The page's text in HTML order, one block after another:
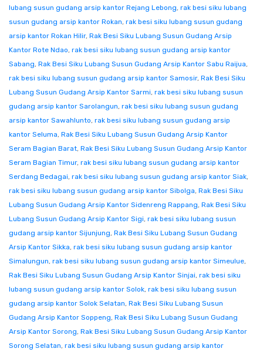
lubang susun gudang arsip kantor Rejang Lebong, rak besi siku lubang
susun gudang arsip kantor Rokan, rak besi siku lubang susun gudang
arsip kantor Rokan Hilir, Rak Besi Siku Lubang Susun Gudang Arsip
Kantor Rote Ndao, rak besi siku lubang susun gudang arsip kantor
Sabang, Rak Besi Siku Lubang Susun Gudang Arsip Kantor Sabu Raijua,
rak besi siku lubang susun gudang arsip kantor Samosir, Rak Besi Siku
Lubang Susun Gudang Arsip Kantor Sarmi, rak besi siku lubang susun
gudang arsip kantor Sarolangun, rak besi siku lubang susun gudang
arsip kantor Sawahlunto, rak besi siku lubang susun gudang arsip
kantor Seluma, Rak Besi Siku Lubang Susun Gudang Arsip Kantor
Seram Bagian Barat, Rak Besi Siku Lubang Susun Gudang Arsip Kantor
Seram Bagian Timur, rak besi siku lubang susun gudang arsip kantor
Serdang Bedagai, rak besi siku lubang susun gudang arsip kantor Siak,
rak besi siku lubang susun gudang arsip kantor Sibolga, Rak Besi Siku
Lubang Susun Gudang Arsip Kantor Sidenreng Rappang, Rak Besi Siku
Lubang Susun Gudang Arsip Kantor Sigi, rak besi siku lubang susun
gudang arsip kantor Sijunjung, Rak Besi Siku Lubang Susun Gudang
Arsip Kantor Sikka, rak besi siku lubang susun gudang arsip kantor
Simalungun, rak besi siku lubang susun gudang arsip kantor Simeulue,
Rak Besi Siku Lubang Susun Gudang Arsip Kantor Sinjai, rak besi siku
lubang susun gudang arsip kantor Solok, rak besi siku lubang susun
gudang arsip kantor Solok Selatan, Rak Besi Siku Lubang Susun
Gudang Arsip Kantor Soppeng, Rak Besi Siku Lubang Susun Gudang
Arsip Kantor Sorong, Rak Besi Siku Lubang Susun Gudang Arsip Kantor
Sorong Selatan, rak besi siku lubang susun gudang arsip kantor